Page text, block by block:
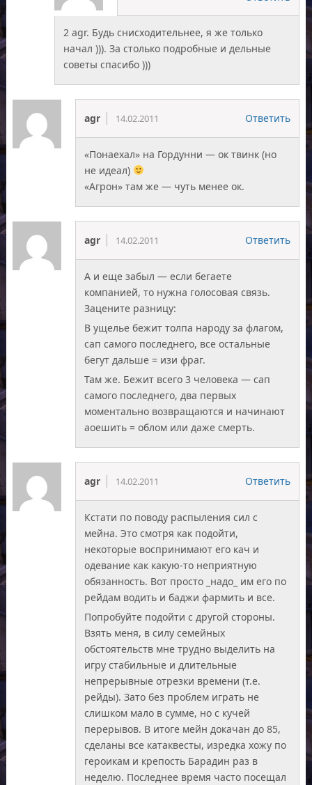
2 agr. Будь снисходительнее, я же только
начал ))). За столько подробные и дельные
советы спасибо )))
agr 14.02.2011 Ответить
«Понаехал» на Гордунни — ок твинк (но
не идеал)
«Агрон» там же — чуть менее ок.
agr 14.02.2011 Ответить
А и еще забыл — если бегаете
компанией, то нужна голосовая связь.
Зацените разницу:
В ущелье бежит толпа народу за флагом,
сап самого последнего, все остальные
бегут дальше = изи фраг.
Там же. Бежит всего 3 человека — сап
самого последнего, два первых
моментально возвращаются и начинают
аоешить = облом или даже смерть.
agr 14.02.2011 Ответить
Кстати по поводу распыления сил с
мейна. Это смотря как подойти,
некоторые воспринимают его кач и
одевание как какую-то неприятную
обязанность. Вот просто _надо_ им его по
рейдам водить и баджи фармить и все.
Попробуйте подойти с другой стороны.
Взять меня, в силу семейных
обстоятельств мне трудно выделить на
игру стабильные и длительные
непрерывные отрезки времени (т.е.
рейды). Зато без проблем играть не
слишком мало в сумме, но с кучей
перерывов. В итоге мейн докачан до 85,
сделаны все катаквесты, изредка хожу по
героикам и крепость Барадин раз в
неделю. Последнее время часто посещал